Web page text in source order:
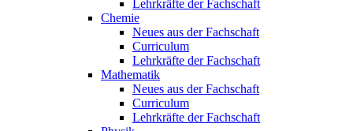
Lehrkräfte der Fachschaft
Chemie
Neues aus der Fachschaft
Curriculum
Lehrkräfte der Fachschaft
Mathematik
Neues aus der Fachschaft
Curriculum
Lehrkräfte der Fachschaft